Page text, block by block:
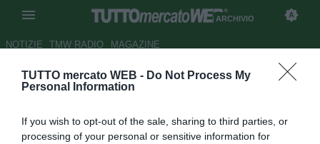
TUTTO mercato WEB - Do Not Process My
Personal Information
If you wish to opt-out of the sale, sharing to third parties, or
processing of your personal or sensitive information for
ARCHIVIO
NOTIZIE TMW RADIO MAGAZINE
ESCLUSIVA TMW - D'Amico:
ancora possibile"